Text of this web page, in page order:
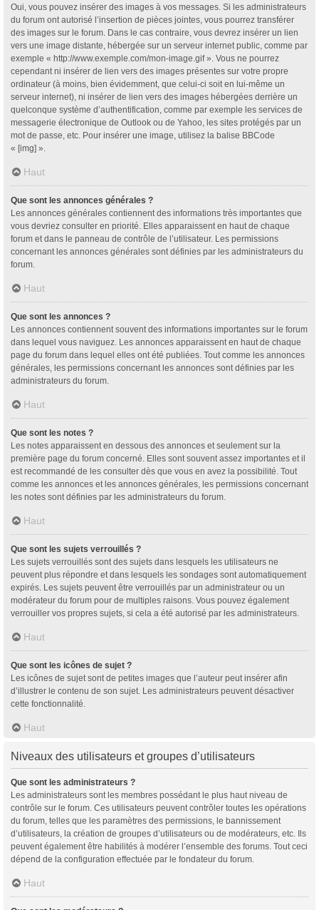
Oui, vous pouvez insérer des images à vos messages. Si les administrateurs
du forum ont autorisé l’insertion de pièces jointes, vous pourrez transférer
des images sur le forum. Dans le cas contraire, vous devrez insérer un lien
vers une image distante, hébergée sur un serveur internet public, comme par
exemple « http://www.exemple.com/mon-image.gif ». Vous ne pourrez
cependant ni insérer de lien vers des images présentes sur votre propre
ordinateur (à moins, bien évidemment, que celui-ci soit en lui-même un
serveur internet), ni insérer de lien vers des images hébergées derrière un
quelconque système d’authentification, comme par exemple les services de
messagerie électronique de Outlook ou de Yahoo, les sites protégés par un
mot de passe, etc. Pour insérer une image, utilisez la balise BBCode
« [img] ».
Haut
Que sont les annonces générales ?
Les annonces générales contiennent des informations très importantes que
vous devriez consulter en priorité. Elles apparaissent en haut de chaque
forum et dans le panneau de contrôle de l’utilisateur. Les permissions
concernant les annonces générales sont définies par les administrateurs du
forum.
Haut
Que sont les annonces ?
Les annonces contiennent souvent des informations importantes sur le forum
dans lequel vous naviguez. Les annonces apparaissent en haut de chaque
page du forum dans lequel elles ont été publiées. Tout comme les annonces
générales, les permissions concernant les annonces sont définies par les
administrateurs du forum.
Haut
Que sont les notes ?
Les notes apparaissent en dessous des annonces et seulement sur la
première page du forum concerné. Elles sont souvent assez importantes et il
est recommandé de les consulter dès que vous en avez la possibilité. Tout
comme les annonces et les annonces générales, les permissions concernant
les notes sont définies par les administrateurs du forum.
Haut
Que sont les sujets verrouillés ?
Les sujets verrouillés sont des sujets dans lesquels les utilisateurs ne
peuvent plus répondre et dans lesquels les sondages sont automatiquement
expirés. Les sujets peuvent être verrouillés par un administrateur ou un
modérateur du forum pour de multiples raisons. Vous pouvez également
verrouiller vos propres sujets, si cela a été autorisé par les administrateurs.
Haut
Que sont les icônes de sujet ?
Les icônes de sujet sont de petites images que l’auteur peut insérer afin
d’illustrer le contenu de son sujet. Les administrateurs peuvent désactiver
cette fonctionnalité.
Haut
Niveaux des utilisateurs et groupes d’utilisateurs
Que sont les administrateurs ?
Les administrateurs sont les membres possédant le plus haut niveau de
contrôle sur le forum. Ces utilisateurs peuvent contrôler toutes les opérations
du forum, telles que les paramètres des permissions, le bannissement
d’utilisateurs, la création de groupes d’utilisateurs ou de modérateurs, etc. Ils
peuvent également être habilités à modérer l’ensemble des forums. Tout ceci
dépend de la configuration effectuée par le fondateur du forum.
Haut